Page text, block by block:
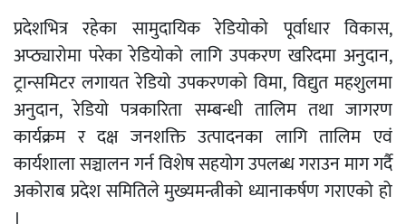
प्रदेशभित्र रहेका सामुदायिक रेडियोको पूर्वाधार विकास,
अप्ठ्यारोमा परेका रेडियोको लागि उपकरण खरिदमा अनुदान,
ट्रान्समिटर लगायत रेडियो उपकरणको विमा, विद्युत महशुलमा
अनुदान, रेडियो पत्रकारिता सम्बन्धी तालिम तथा जागरण
कार्यक्रम र दक्ष जनशक्ति उत्पादनका लागि तालिम एवं
कार्यशाला सञ्चालन गर्न विशेष सहयोग उपलब्ध गराउन माग गर्दै
अकोराब प्रदेश समितिले मुख्यमन्त्रीको ध्यानाकर्षण गराएको हो